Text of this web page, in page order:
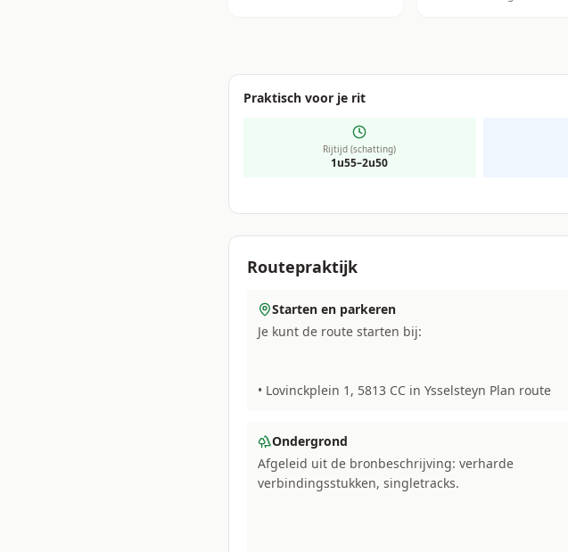
Praktisch voor je rit
Rijtijd (schatting)
1u55–2u50
Routepraktijk
Starten en parkeren
Je kunt de route starten bij:
• Lovinckplein 1, 5813 CC in Ysselsteyn Plan route
Ondergrond
Afgeleid uit de bronbeschrijving: verharde
verbindingsstukken, singletracks.